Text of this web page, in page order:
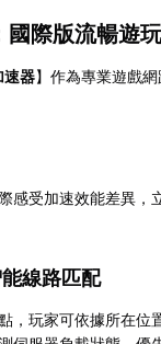
國際版流暢遊
速器】作為專業遊戲
感受加速效能差異，
線路匹配
，玩家可依據所在位